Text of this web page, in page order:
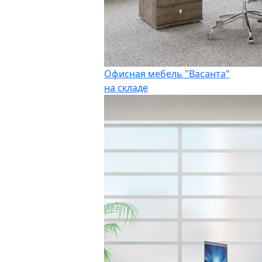
Офисная мебель "Васанта"
на складе